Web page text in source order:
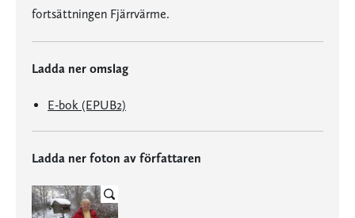
fortsättningen Fjärrvärme.
Ladda ner omslag
E-bok (EPUB2)
Ladda ner foton av författaren